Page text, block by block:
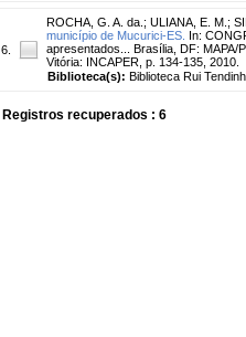
6.
ROCHA, G. A. da. ; ULIANA, E. M. ;
município de Mucurici-ES. In:
apresentados... Brasília, DF: MAPA/
Vitória: INCAPER, p. 134-135, 2010.
Biblioteca(s): Biblioteca Rui
Registros recuperados : 6